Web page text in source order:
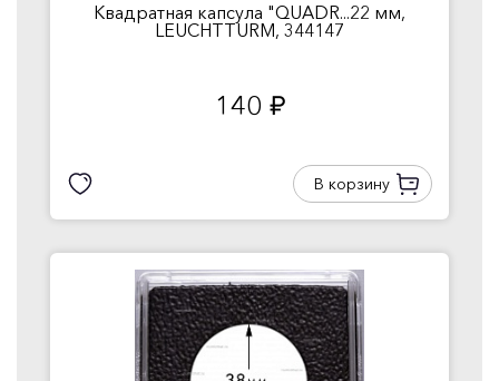
Квадратная капсула "QUADR...22 мм,
LEUCHTTURM, 344147
140 руб.
В корзину